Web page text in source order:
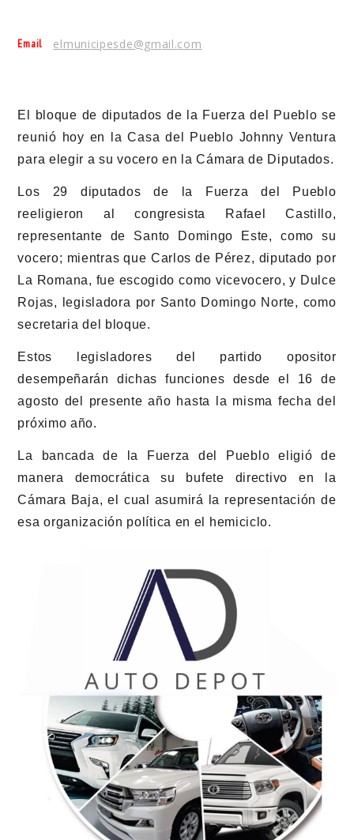
Email elmunicipesde@gmail.com
El bloque de diputados de la Fuerza del Pueblo se
reunió hoy en la Casa del Pueblo Johnny Ventura
para elegir a su vocero en la Cámara de Diputados.
Los 29 diputados de la Fuerza del Pueblo
reeligieron al congresista Rafael Castillo,
representante de Santo Domingo Este, como su
vocero; mientras que Carlos de Pérez, diputado por
La Romana, fue escogido como vicevocero, y Dulce
Rojas, legisladora por Santo Domingo Norte, como
secretaria del bloque.
Estos legisladores del partido opositor
desempeñarán dichas funciones desde el 16 de
agosto del presente año hasta la misma fecha del
próximo año.
La bancada de la Fuerza del Pueblo eligió de
manera democrática su bufete directivo en la
Cámara Baja, el cual asumirá la representación de
esa organización política en el hemiciclo.